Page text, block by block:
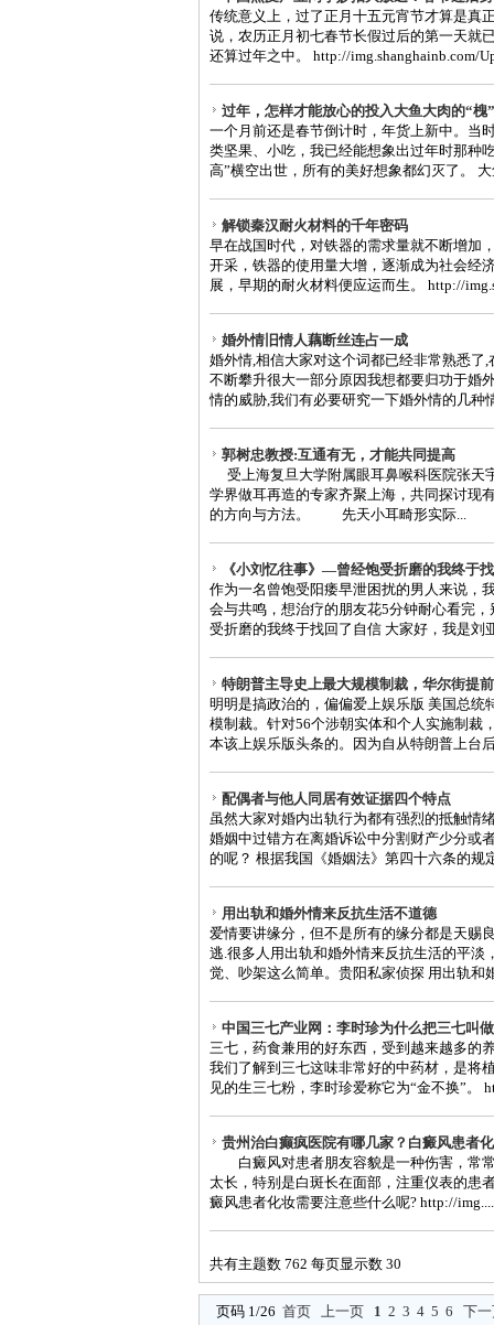
传统意义上，过了正月十五元宵节才算是真
说，农历正月初七春节长假过后的第一天就
还算过年之中。 http://img.shanghainb.com/
过年，怎样才能放心的投入大鱼大肉的“槐
一个月前还是春节倒计时，年货上新中。当
类坚果、小吃，我已经能想象出过年时那种
高”横空出世，所有的美好想象都幻灭了。
解锁秦汉耐火材料的千年密码
早在战国时代，对铁器的需求量就不断增加
开采，铁器的使用量大增，逐渐成为社会经
展，早期的耐火材料便应运而生。 http://
婚外情旧情人藕断丝连占一成
婚外情,相信大家对这个词都已经非常熟悉了
不断攀升很大一部分原因我想都要归功于婚
情的威胁,我们有必要研究一下婚外情的几种
郭树忠教授:互通有无，才能共同提高
受上海复旦大学附属眼耳鼻喉科医院张天
学界做耳再造的专家齐聚上海，共同探讨现
的方向与方法。 先天小耳畸形实际...
《小刘忆往事》—曾经饱受折磨的我终于
作为一名曾饱受阳痿早泄困扰的男人来说，
会与共鸣，想治疗的朋友花5分钟耐心看完
受折磨的我终于找回了自信 大家好，我是刘
特朗普主导史上最大规模制裁，华尔街提
明明是搞政治的，偏偏爱上娱乐版 美国总统
模制裁。针对56个涉朝实体和个人实施制裁
本该上娱乐版头条的。因为自从特朗普上台
配偶者与他人同居有效证据四个特点
虽然大家对婚内出轨行为都有强烈的抵触情
婚姻中过错方在离婚诉讼中分割财产少分或
的呢？ 根据我国《婚姻法》第四十六条的规
用出轨和婚外情来反抗生活不道德
爱情要讲缘分，但不是所有的缘分都是天赐
逃.很多人用出轨和婚外情来反抗生活的平淡
觉、吵架这么简单。贵阳私家侦探 用出轨和
中国三七产业网：李时珍为什么把三七叫
三七，药食兼用的好东西，受到越来越多的
我们了解到三七这味非常好的中药材，是将
见的生三七粉，李时珍爱称它为“金不换”。
贵州治白癫疯医院有哪几家？白癜风患者
白癜风对患者朋友容貌是一种伤害，常
太长，特别是白斑长在面部，注重仪表的患
癜风患者化妆需要注意些什么呢? http://img....
共有主题数 762 每页显示数 30
页码 1/26 首页 上一页 1 2 3 4 5 6 下